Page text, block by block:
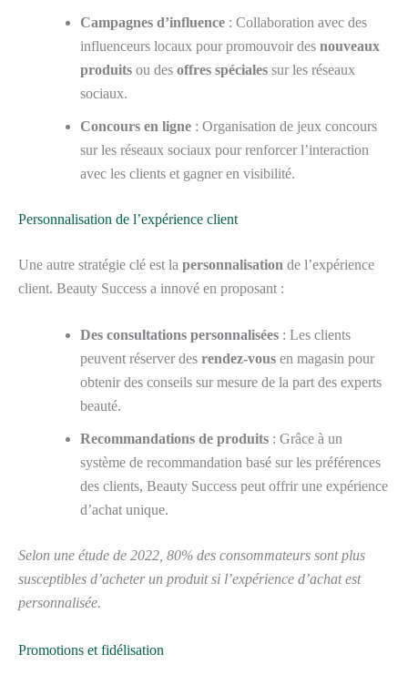
Campagnes d’influence : Collaboration avec des
influenceurs locaux pour promouvoir des nouveaux
produits ou des offres spéciales sur les réseaux
sociaux.
Concours en ligne : Organisation de jeux concours
sur les réseaux sociaux pour renforcer l’interaction
avec les clients et gagner en visibilité.
Personnalisation de l’expérience client
Une autre stratégie clé est la personnalisation de l’expérience
client. Beauty Success a innové en proposant :
Des consultations personnalisées : Les clients
peuvent réserver des rendez-vous en magasin pour
obtenir des conseils sur mesure de la part des experts
beauté.
Recommandations de produits : Grâce à un
système de recommandation basé sur les préférences
des clients, Beauty Success peut offrir une expérience
d’achat unique.
Selon une étude de 2022, 80% des consommateurs sont plus
susceptibles d’acheter un produit si l’expérience d’achat est
personnalisée.
Promotions et fidélisation